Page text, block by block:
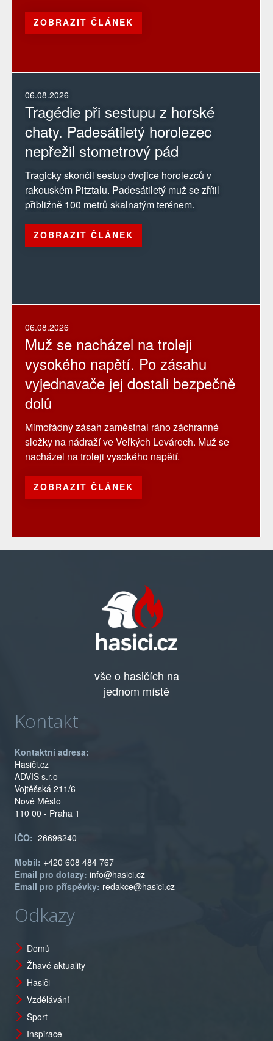
06.08.2026
Tragédie při sestupu z horské
chaty. Padesátiletý horolezec
nepřežil stometrový pád
Tragicky skončil sestup dvojice horolezců v
rakouském Pitztalu. Padesátiletý muž se zřítil
přibližně 100 metrů skalnatým terénem.
ZOBRAZIT ČLÁNEK
06.08.2026
Muž se nacházel na troleji
vysokého napětí. Po zásahu
vyjednavače jej dostali bezpečně
dolů
Mimořádný zásah zaměstnal ráno záchranné
složky na nádraží ve Veľkých Levároch. Muž se
nacházel na troleji vysokého napětí.
ZOBRAZIT ČLÁNEK
ZOBRAZIT ČLÁNEK
vše o hasičích na
jednom místě
Kontakt
Kontaktní adresa:
Hasiči.cz
ADVIS s.r.o
Vojtěšská 211/6
Nové Město
110 00 - Praha 1
IČO: 26696240
Mobil: +420 608 484 767
Email pro dotazy: info@hasici.cz
Email pro příspěvky: redakce@hasici.cz
Odkazy
Domů
Žhavé aktuality
Hasiči
Vzdělávání
Sport
Inspirace